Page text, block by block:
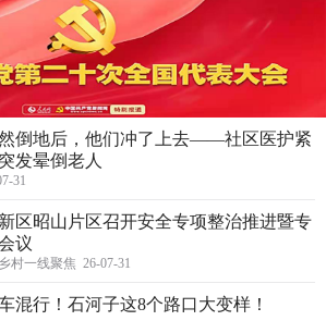
倒地后，他们冲了上去——社区医护紧
发晕倒老人
31
区昭山片区召开安全专项整治推进暨专
议
村一线聚焦 26-07-31
混行！石河子这8个路口大变样！